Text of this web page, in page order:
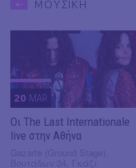
ΜΟΥΣΙΚΗ
20 MAR
Οι The Last Internationale
live στην Αθήνα